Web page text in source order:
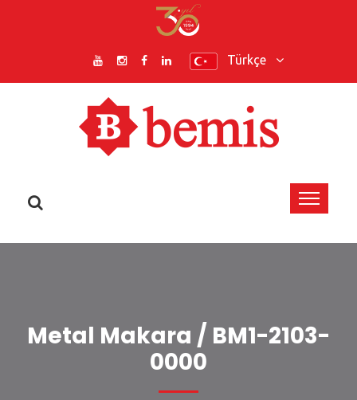
Türkçe
Metal Makara / BM1-2103-
0000